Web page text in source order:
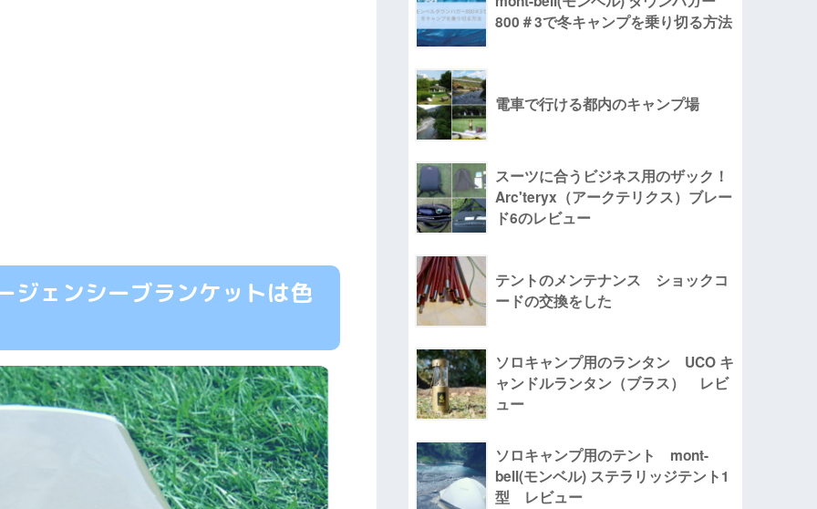
ジェンシーブランケットは色
800＃3で冬キャンプを乗り切る方法
電車で行ける都内のキャンプ場
スーツに合うビジネス用のザック！
Arc'teryx（アークテリクス）ブレー
ド6のレビュー
テントのメンテナンス ショックコ
ードの交換をした
ソロキャンプ用のランタン UCO キ
ャンドルランタン（ブラス） レビ
ュー
ソロキャンプ用のテント mont-
bell(モンベル) ステラリッジテント1
型 レビュー